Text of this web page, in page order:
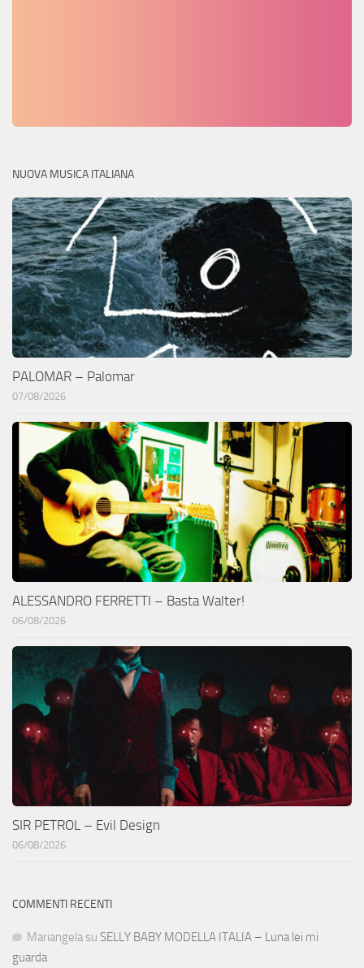
NUOVA MUSICA ITALIANA
PALOMAR – Palomar
07/08/2026
ALESSANDRO FERRETTI – Basta Walter!
06/08/2026
SIR PETROL – Evil Design
06/08/2026
COMMENTI RECENTI
Mariangela su SELLY BABY MODELLA ITALIA – Luna lei mi
guarda